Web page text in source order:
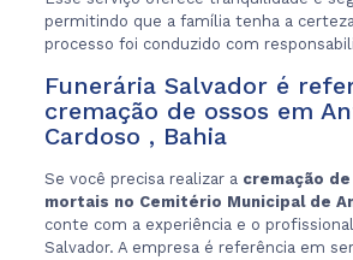
permitindo que a família tenha a
processo foi conduzido com
Funerária Salvador é
cremação de ossos em
Cardoso , Bahia
Se você precisa realizar a cremação
mortais no Cemitério Municipal de
conte com a experiência e o
Salvador. A empresa é referência em